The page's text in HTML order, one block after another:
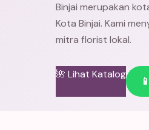
Binjai merupakan
Kota Binjai. Kami
mitra florist lokal.
🌺 Lihat Katalog